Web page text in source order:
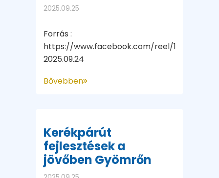
2025.09.25
Forrás :
https://www.facebook.com/reel/
2025.09.24
Bővebben
Kerékpárút
fejlesztések a
jövőben Gyömrőn